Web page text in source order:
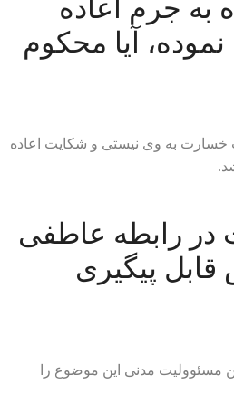
به جرم اعاده
آیا محکوم
خسارت به وی نیستی و شکایت اعاده
در رابطه عاطفی
پیگیری
مسئوولیت مدنی این موضوع را